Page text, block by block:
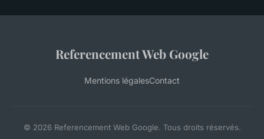
Referencement Web Google
Mentions légalesContact
© 2026 Referencement Web Google. Tous droits réservés.